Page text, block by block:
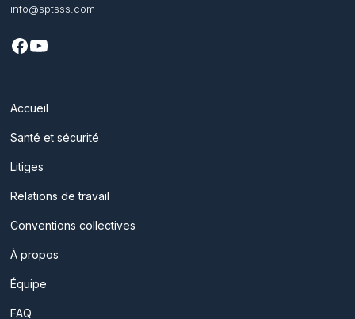
info@sptsss.com
Accueil
Santé et sécurité
Litiges
Relations de travail
Conventions collectives
À propos
Équipe
FAQ